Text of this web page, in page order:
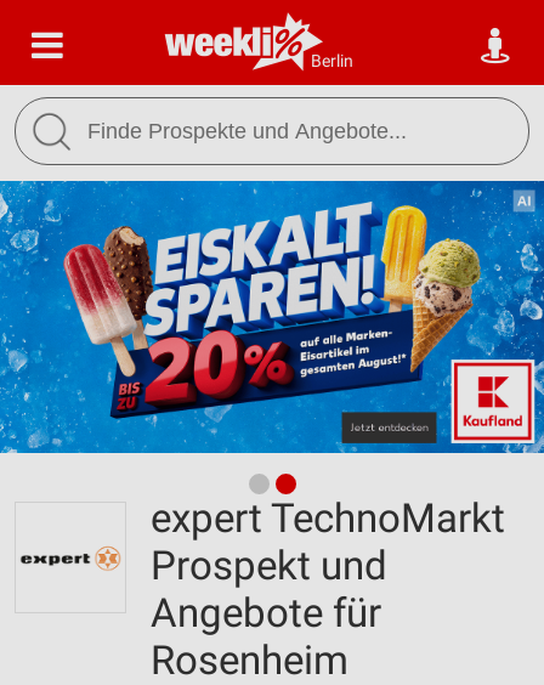
Berlin
expert TechnoMarkt
Prospekt und
Angebote für
Rosenheim